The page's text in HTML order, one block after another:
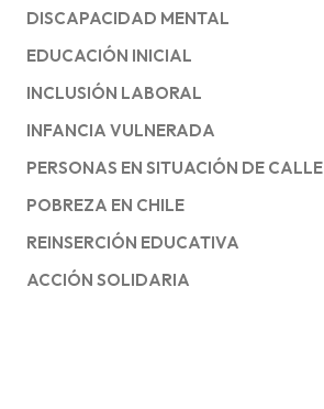
DISCAPACIDAD MENTAL
EDUCACIÓN INICIAL
INCLUSIÓN LABORAL
INFANCIA VULNERADA
PERSONAS EN SITUACIÓN DE CALLE
POBREZA EN CHILE
REINSERCIÓN EDUCATIVA
ACCIÓN SOLIDARIA